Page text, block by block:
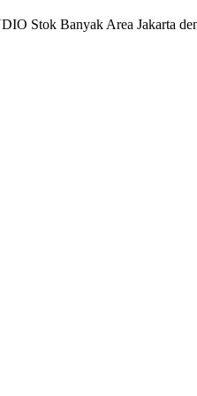
Stok Banyak Area Jakarta